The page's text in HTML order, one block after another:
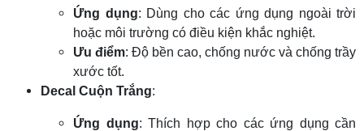
Ứng dụng: Dùng cho các ứng dụng ngoài trời
hoặc môi trường có điều kiện khắc nghiệt.
Ưu điểm: Độ bền cao, chống nước và chống trầy
xước tốt.
Decal Cuộn Trắng:
Ứng dụng: Thích hợp cho các ứng dụng cần